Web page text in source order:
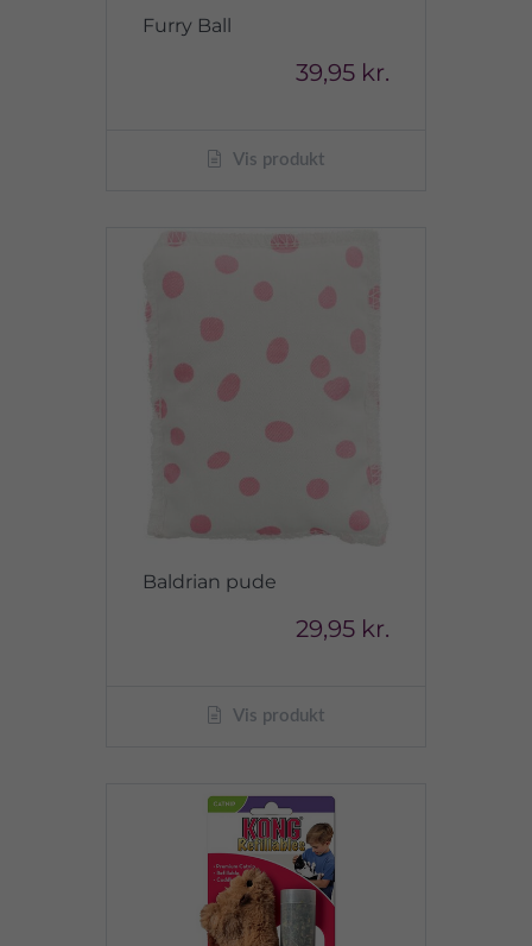
Furry Ball
39,95 kr.
Vis produkt
Baldrian pude
29,95 kr.
Vis produkt